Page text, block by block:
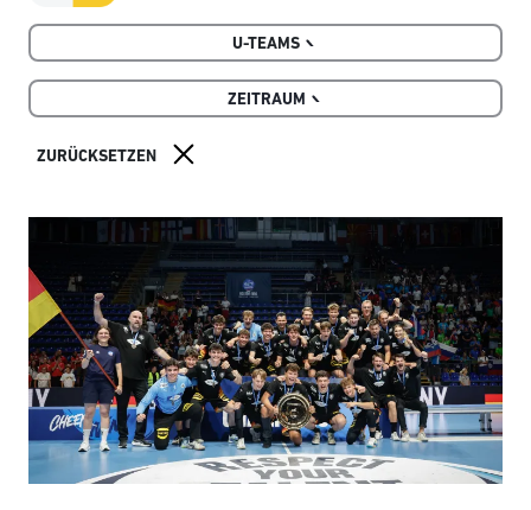
U-TEAMS
ZEITRAUM